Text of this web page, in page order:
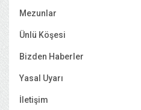
Mezunlar
Ünlü Köşesi
Bizden Haberler
Yasal Uyarı
İletişim